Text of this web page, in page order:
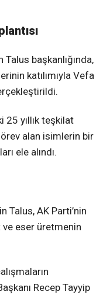
Talus başkanlığında,
katılımıyla Vefa
25 yıllık teşkilat
alan isimlerin bir
ele alındı.
Talus, AK Parti’nin
ve eser üretmenin
Recep Tayyip